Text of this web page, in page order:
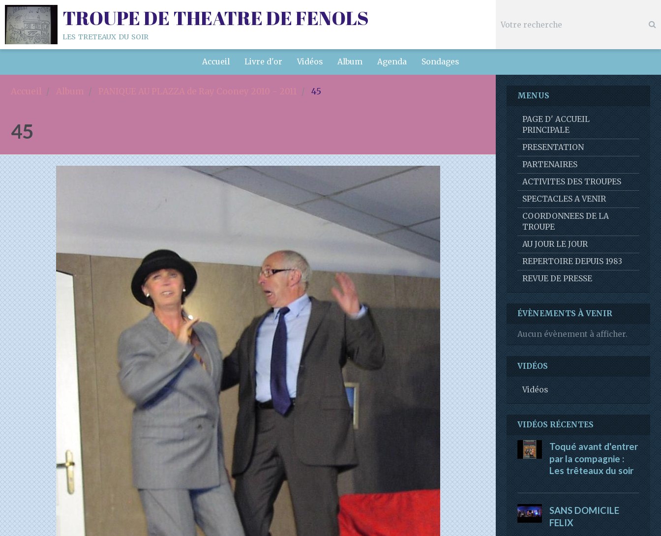
TROUPE DE THEATRE DE FENOLS
les treteaux du soir
Accueil Livre d'or Vidéos Album Agenda Sondages
45
45
MENUS
PAGE D' ACCUEIL
PRINCIPALE
PRESENTATION
PARTENAIRES
ACTIVITES DES TROUPES
SPECTACLES A VENIR
COORDONNEES DE LA
TROUPE
AU JOUR LE JOUR
REPERTOIRE DEPUIS 1983
REVUE DE PRESSE
ÉVÈNEMENTS À VENIR
Aucun évènement à afficher.
VIDÉOS
Vidéos
VIDÉOS RÉCENTES
Toqué avant d'entrer
par la compagnie :
Les trêteaux du soir
SANS DOMICILE
FELIX